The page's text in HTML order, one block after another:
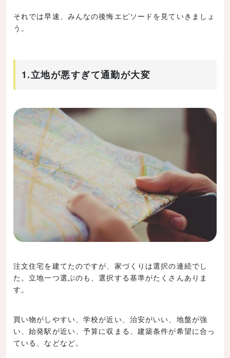
メンテナンス
家族に残せる資産がない
まとめ
それでは早速、みんなの後悔エピソードを見ていきましょ
う。
1.立地が悪すぎて通勤が大変
注文住宅を建てたのですが、家づくりは選択の連続でし
た。立地一つ選ぶのも、選択する基準がたくさんありま
す。
買い物がしやすい、学校が近い、治安がいい、地盤が強
い、始発駅が近い、予算に収まる、建築条件が希望に合っ
ている、などなど。